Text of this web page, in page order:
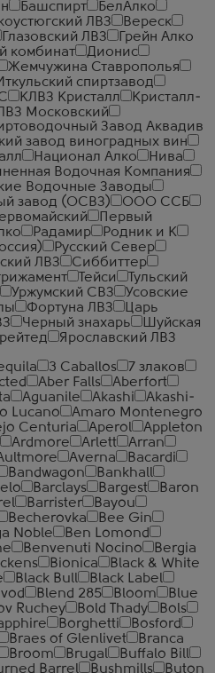
Башспирт
БелАлко
ЛВЗ
Вереск
Глазовский ЛВЗ
Грейн Алко
комбинат
Дионис
Жемчужина Ставрополья
спиртзавод
КЛВЗ Кристалл
Кристалл-
Московский
Завод Аквадив
завод виноградных вин
Национал Алко
Нива
Водочная Компания
Водочные Заводы
завод (ОСВЗ)
ООО ССБ
Первый
Радамир
Родник и К
Русский Север
ЛВЗ
Сиббиттер
Тейси
Тульский
Уржумский СВЗ
Усовские
Фортуна ЛВЗ
Царь
Черный знахарь
Шуйская
Ярославский ЛВЗ
3 Caballos
7 злаков
Aber Falls
Aberfort
Aguanile Akashi
Akashi-
Lucano
Amaro Montenegro
Centuria Aperol
Appleton
Ardmore Arlett
Arran
Averna
Bacardi
Bandwagon
Bankhall
Barclays Bargest
Baron
Barrister
Bayou
Becherovka
Bee Gin
Noble
Ben Lomond
Benvenuti Nocino
Bergia
Bionica
Black & White
Black Bull
Black Label
Blend 285 Bloom
Blue
Ruchey Bold Thady
Bols
Borghetti
Bosford
Braes of Glenlivet
Branca
Broom Brugal
Buffalo Bill
Barrel Bushmills
Buton